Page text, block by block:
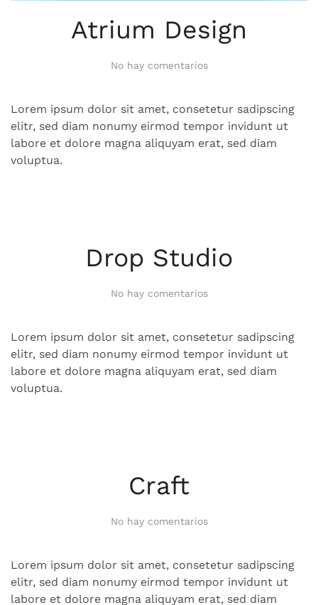
Atrium Design
No hay comentariosen
Lorem ipsum dolor sit amet, consetetur sadipscing
elitr, sed diam nonumy eirmod tempor invidunt ut
labore et dolore magna aliquyam erat, sed diam
voluptua.
Drop Studio
No hay comentariosen
Lorem ipsum dolor sit amet, consetetur sadipscing
elitr, sed diam nonumy eirmod tempor invidunt ut
labore et dolore magna aliquyam erat, sed diam
voluptua.
Craft
No hay comentariosen
Lorem ipsum dolor sit amet, consetetur sadipscing
elitr, sed diam nonumy eirmod tempor invidunt ut
labore et dolore magna aliquyam erat, sed diam